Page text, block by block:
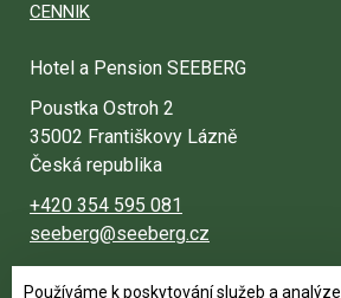
Používáme k poskytování služeb a analýze
CENNIK
Hotel a Pension SEEBERG
Poustka Ostroh 2
35002 Františkovy Lázně
Česká republika
+420 354 595 081
seeberg@seeberg.cz